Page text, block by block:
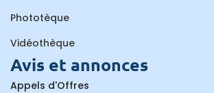
Phototèque
Vidéothèque
Avis et annonces
Appels d'Offres